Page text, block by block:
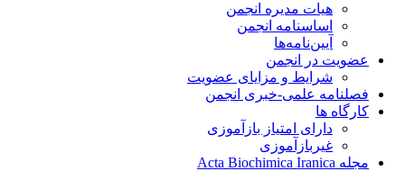
هیات مدیره انجمن
اساسنامه‌ انجمن
آیین‌نامه‌ها
عضویت در انجمن
شرایط و مزایای عضویت
فصلنامه علمی-خبری انجمن
کارگاه ها
دارای امتیاز بازآموزی
غیربازآموزی
مجله Acta Biochimica Iranica